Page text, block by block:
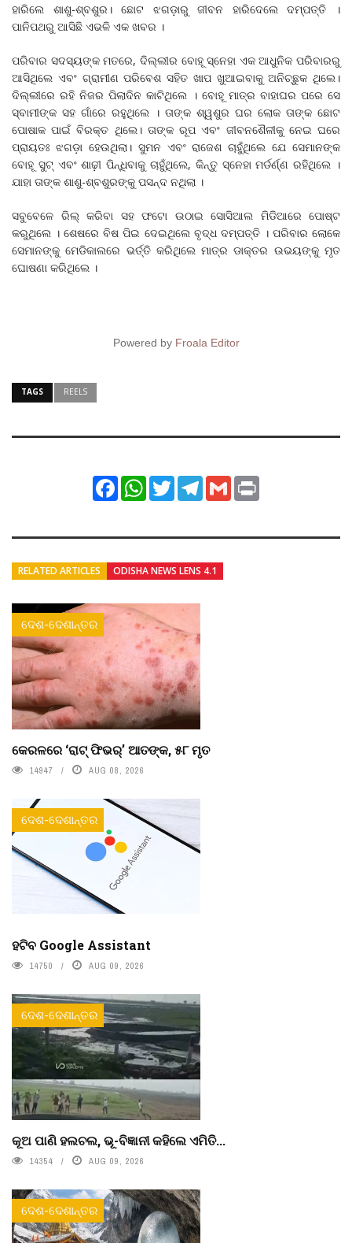
ହାରିଲେ ଶାଶୁ-ଶ୍ବଶୁର। ଛୋଟ ଝଗଡ଼ାରୁ ଜୀବନ ହାରିଦେଲେ ଦମ୍ପତ୍ତି ।
ପାନିପଥରୁ ଆସିଛି ଏଭଳି ଏକ ଖବର ।
ପରିବାର ସଦସ୍ୟଙ୍କ ମତରେ, ଦିଲ୍ଲୀର ବୋହୂ ସ୍ନେହା ଏକ ଆଧୁନିକ ପରିବାରରୁ
ଆସିଥିଲେ ଏବଂ ଗ୍ରାମୀଣ ପରିବେଶ ସହିତ ଖାପ ଖୁଆଇବାକୁ ଅନିଚ୍ଛୁକ ଥିଲେ।
ଦିଲ୍ଲୀରେ ରହି ନିଜର ପିଲାଦିନ କାଟିଥିଲେ । ବୋହୂ ମାତ୍ର ବାହାଘର ପରେ ସେ
ସ୍ବାମୀଙ୍କ ସହ ଗାଁରେ ରହୁଥିଲେ । ତାଙ୍କ ଶ୍ୱଶୁର ଘର ଲୋକ ତାଙ୍କ ଛୋଟ
ପୋଷାକ ପାଇଁ ବିରକ୍ତ ଥିଲେ। ତାଙ୍କ ରୂପ ଏବଂ ଜୀବନଶୈଳୀକୁ ନେଇ ଘରେ
ପ୍ରାୟତଃ ଝଗଡ଼ା ହେଉଥିଲା। ସୁମନ ଏବଂ ରାଜେଶ ଚାହୁଁଥିଲେ ଯେ ସେମାନଙ୍କ
ବୋହୂ ସୁଟ୍ ଏବଂ ଶାଢ଼ୀ ପିନ୍ଧିବାକୁ ଚାହୁଁଥିଲେ, କିନ୍ତୁ ସ୍ନେହା ମର୍ଡର୍ଣ୍ଣ ରହିଥିଲେ ।
ଯାହା ତାଙ୍କ ଶାଶୁ-ଶ୍ବଶୁରଙ୍କୁ ପସନ୍ଦ ନଥିଲା ।
ସବୁବେଳେ ରିଲ୍ କରିବା ସହ ଫଟୋ ଉଠାଇ ସୋସିଆଲ ମିଡିଆରେ ପୋଷ୍ଟ
କରୁଥିଲେ । ଶେଷରେ ବିଷ ପିଇ ଦେଇଥିଲେ ବୃଦ୍ଧ ଦମ୍ପତ୍ତି । ପରିବାର ଲୋକେ
ସେମାନଙ୍କୁ ମେଡିକାଲରେ ଭର୍ତ୍ତି କରିଥିଲେ ମାତ୍ର ଡାକ୍ତର ଉଭୟଙ୍କୁ ମୃତ
ଘୋଷଣା କରିଥିଲେ ।
Powered by Froala Editor
TAGS REELS
FacebookWhatsApp
TwitterTelegram
Gmail
RELATED ARTICLES ODISHA NEWS LENS 4.1
ଦେଶ-ଦେଶାନ୍ତର
କେରଳରେ ‘ରାଟ୍ ଫିଭର୍’ ଆତଙ୍କ, ୫୮ ମୃତ
14947 AUG 08, 2026
ଦେଶ-ଦେଶାନ୍ତର
ହଟିବ Google Assistant
14750 AUG 09, 2026
ଦେଶ-ଦେଶାନ୍ତର
କୂଅ ପାଣି ହଲଚଲ, ଭୂ-ବିଜ୍ଞାନୀ କହିଲେ ଏମିତି...
14354 AUG 09, 2026
ଦେଶ-ଦେଶାନ୍ତର